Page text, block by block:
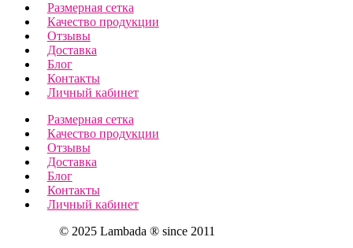
Размерная сетка
Качество продукции
Отзывы
Доставка
Блог
Контакты
Личный кабинет
Размерная сетка
Качество продукции
Отзывы
Доставка
Блог
Контакты
Личный кабинет
© 2025 Lambada ® since 2011